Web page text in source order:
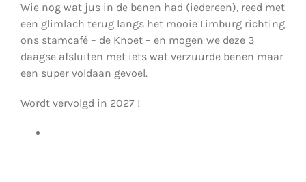
Wie nog wat jus in de benen had (iedereen), reed met
een glimlach terug langs het mooie Limburg richting
ons stamcafé – de Knoet – en mogen we deze 3
daagse afsluiten met iets wat verzuurde benen maar
een super voldaan gevoel.
Wordt vervolgd in 2027 !